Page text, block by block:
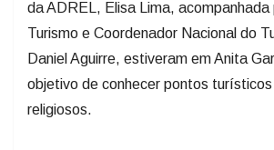
da ADREL, Elisa Lima,
Turismo e Coordenador Nacional do
Daniel Aguirre, estiveram em Anita
objetivo de conhecer pontos
religiosos.